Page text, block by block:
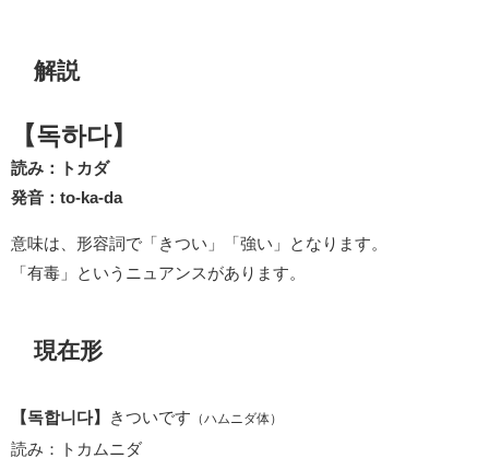
解説
【독하다】
読み：トカダ
発音：to-ka-da
意味は、形容詞で「きつい」「強い」となります。
「有毒」というニュアンスがあります。
現在形
【독합니다】 きついです （ハムニダ体）
読み：トカムニダ